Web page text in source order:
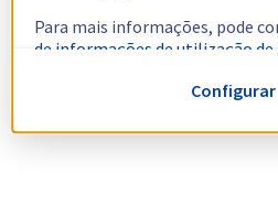
Para mais informações, pode
de informações de utilização de
Configurar